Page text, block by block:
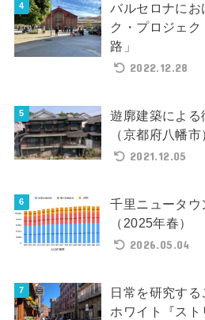
バルセロナにお
ク・プロジェ
路」
2022.12.28
遊廓建築によ
（京都府八幡市
2021.12.05
千里ニュータ
（2025年春）
2026.05.04
日常を研究する
ホワイト『スト